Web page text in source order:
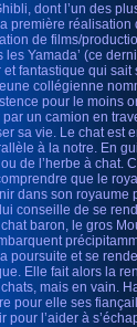
dont l’un des
première
de films/
les Yamada’ (ce
fantastique qui sait
collégienne
pour le moins
un camion en
sa vie. Le chat est
à la notre. En
de l’herbe à chat.
que le
dans son royaume
conseille de se
baron, le gros
poursuite et se
Elle fait alors la
mais en vain.
pour elle ses
pour l’aider à